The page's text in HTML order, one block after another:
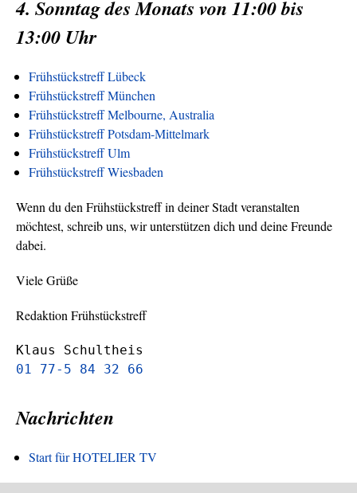
4. Sonntag des Monats von 11:00 bis
13:00 Uhr
Frühstückstreff Lübeck
Frühstückstreff München
Frühstückstreff Melbourne, Australia
Frühstückstreff Potsdam-Mittelmark
Frühstückstreff Ulm
Frühstückstreff Wiesbaden
Wenn du den Frühstückstreff in deiner Stadt veranstalten
möchtest, schreib uns, wir unterstützen dich und deine Freunde
dabei.
Viele Grüße
Redaktion Frühstückstreff
Klaus Schultheis
01 77-5 84 32 66
Nachrichten
Start für HOTELIER TV